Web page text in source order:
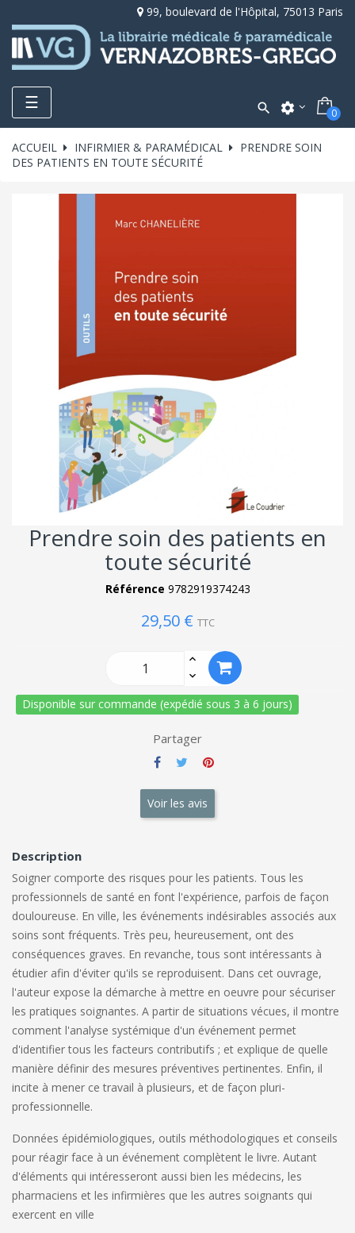
99, boulevard de l'Hôpital, 75013 Paris
Toggle
navigation
☰  settings 0
ACCUEIL INFIRMIER & PARAMÉDICAL
PRENDRE SOIN
DES PATIENTS EN TOUTE SÉCURITÉ
Prendre soin des patients en
toute sécurité
Référence 9782919374243
29,50 € TTC
Disponible sur commande (expédié sous 3 à 6 jours)
Partager
Voir les avis
Description
Soigner comporte des risques pour les patients. Tous les
professionnels de santé en font l'expérience, parfois de façon
douloureuse. En ville, les événements indésirables associés aux
soins sont fréquents. Très peu, heureusement, ont des
conséquences graves. En revanche, tous sont intéressants à
étudier afin d'éviter qu'ils se reproduisent. Dans cet ouvrage,
l'auteur expose la démarche à mettre en oeuvre pour sécuriser
les pratiques soignantes. A partir de situations vécues, il montre
comment l'analyse systémique d'un événement permet
d'identifier tous les facteurs contributifs ; et explique de quelle
manière définir des mesures préventives pertinentes. Enfin, il
incite à mener ce travail à plusieurs, et de façon pluri-
professionnelle.
Données épidémiologiques, outils méthodologiques et conseils
pour réagir face à un événement complètent le livre. Autant
d'éléments qui intéresseront aussi bien les médecins, les
pharmaciens et les infirmières que les autres soignants qui
exercent en ville